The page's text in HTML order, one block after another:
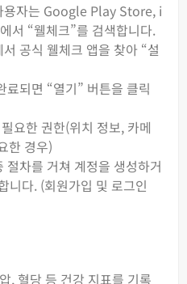
자는 Google Play Store, i
서 “웰체크”를 검색합니다.
공식 웰체크 앱을 찾아 “설
료되면 “열기” 버튼을 클릭
요한 권한(위치 정보, 카메
한 경우)
절차를 거쳐 계정을 생성하거
니다. (회원가입 및 로그인
, 혈당 등 건강 지표를 기록